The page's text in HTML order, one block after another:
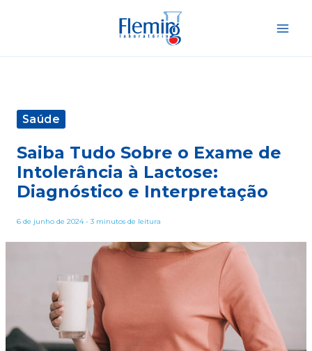
conteúdo
Saúde
Saiba Tudo Sobre o Exame de
Intolerância à Lactose:
Diagnóstico e Interpretação
6 de junho de 2024- 3 minutos de leitura